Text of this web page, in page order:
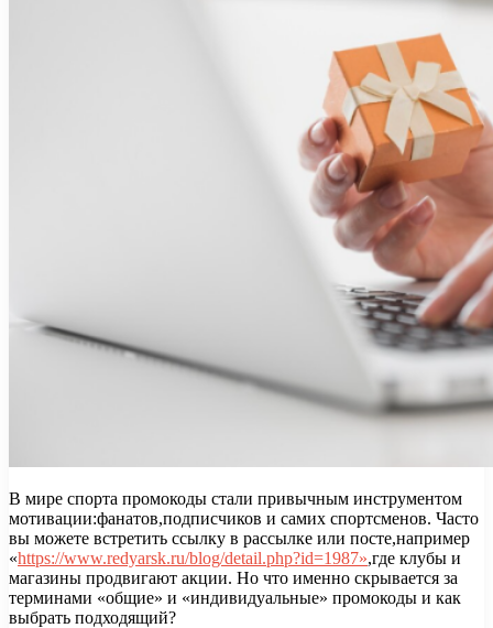
В мире спорта промокоды стали привычным инструментом
мотивации:фанатов,подписчиков и самих спортсменов. Часто
вы можете встретить ссылку в рассылке или посте,например
«https://www.redyarsk.ru/blog/detail.php?id=1987»,где клубы и
магазины продвигают акции. Но что именно скрывается за
терминами «общие» и «индивидуальные» промокоды и как
выбрать подходящий?